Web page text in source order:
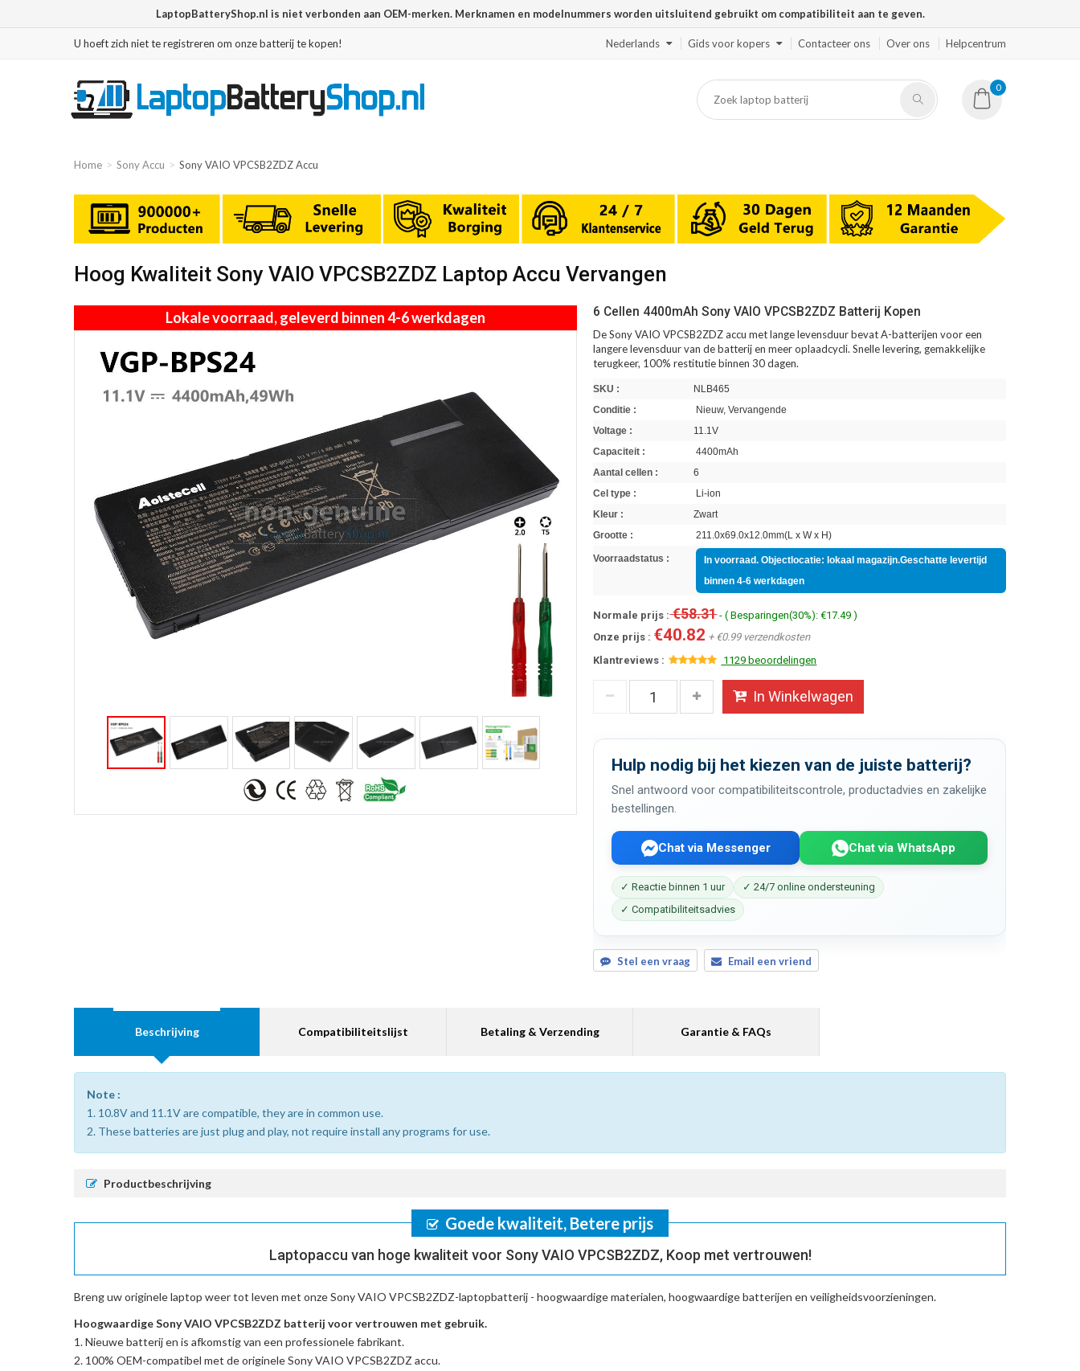
LaptopBatteryShop.nl is niet verbonden aan OEM-merken. Merknamen en modelnummers worden uitsluitend gebruikt om compatibiliteit aan te geven.
U hoeft zich niet te registreren om onze batterij te kopen! Nederlands Gids voor kopers Contacteer ons Over ons Helpcentrum
0
Home Sony Accu Sony VAIO VPCSB2ZDZ Accu
Hoog Kwaliteit Sony VAIO VPCSB2ZDZ Laptop Accu Vervangen
Lokale voorraad, geleverd binnen 4-6 werkdagen 6 Cellen 4400mAh Sony VAIO VPCSB2ZDZ Batterij Kopen
De Sony VAIO VPCSB2ZDZ accu met lange levensduur bevat A-batterijen voor een
langere levensduur van de batterij en meer oplaadcycli. Snelle levering, gemakkelijke
terugkeer, 100% restitutie binnen 30 dagen.
SKU :
NLB465
Conditie :
Nieuw, Vervangende
Voltage :
11.1V
Capaciteit :
4400mAh
Aantal cellen :
6
Cel type :
Li-ion
Kleur :
Zwart
Grootte :
211.0x69.0x12.0mm(L x W x H)
Voorraadstatus :
In voorraad. Objectlocatie: lokaal magazijn.Geschatte levertijd
binnen 4-6 werkdagen
Normale prijs :€58.31- ( Besparingen(30%): €17.49 )
Onze prijs : €40.82 + €0.99 verzendkosten
Klantreviews :
1129 beoordelingen
In Winkelwagen
Hulp nodig bij het kiezen van de juiste batterij?
Snel antwoord voor compatibiliteitscontrole, productadvies en zakelijke
bestellingen.
Chat via Messenger Chat via WhatsApp
✓ Reactie binnen 1 uur
✓ 24/7 online ondersteuning
✓ Compatibiliteitsadvies
Stel een vraag Email een vriend
Beschrijving Compatibiliteitslijst Betaling & Verzending Garantie & FAQs
Note :
1. 10.8V and 11.1V are compatible, they are in common use.
2. These batteries are just plug and play, not require install any programs for use.
Productbeschrijving
Goede kwaliteit, Betere prijs
Laptopaccu van hoge kwaliteit voor Sony VAIO VPCSB2ZDZ, Koop met vertrouwen!
Breng uw originele laptop weer tot leven met onzeSony VAIO VPCSB2ZDZ-laptopbatterij - hoogwaardige materialen, hoogwaardige batterijen en veiligheidsvoorzieningen.
Hoogwaardige Sony VAIO VPCSB2ZDZ batterij voor vertrouwen met gebruik.
Nieuwe batterij en is afkomstig van een professionele fabrikant.
100% OEM-compatibel met deoriginele Sony VAIO VPCSB2ZDZ accu.